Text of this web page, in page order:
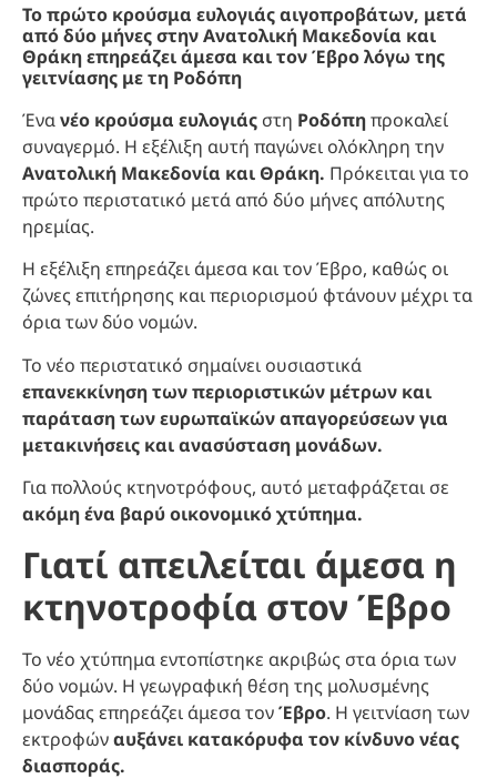
Το πρώτο κρούσμα ευλογιάς αιγοπροβάτων, μετά
από δύο μήνες στην Ανατολική Μακεδονία και
Θράκη επηρεάζει άμεσα και τον Έβρο λόγω της
γειτνίασης με τη Ροδόπη
Ένανέο κρούσμα ευλογιάς στη Ροδόπηπροκαλεί
συναγερμό. Η εξέλιξη αυτή παγώνει ολόκληρη την
Ανατολική Μακεδονία και Θράκη. Πρόκειται για το
πρώτο περιστατικό μετά από δύο μήνες απόλυτης
ηρεμίας.
Η εξέλιξη επηρεάζει άμεσα και τον Έβρο, καθώς οι
ζώνες επιτήρησης και περιορισμού φτάνουν μέχρι τα
όρια των δύο νομών.
Το νέο περιστατικό σημαίνει ουσιαστικά
επανεκκίνηση των περιοριστικών μέτρων και
παράταση των ευρωπαϊκών απαγορεύσεων για
μετακινήσεις και ανασύσταση μονάδων.
Για πολλούς κτηνοτρόφους, αυτό μεταφράζεται σε
ακόμη ένα βαρύ οικονομικό χτύπημα.
Γιατί απειλείται άμεσα η
κτηνοτροφία στον Έβρο
Το νέο χτύπημα εντοπίστηκε ακριβώς στα όρια των
δύο νομών. Η γεωγραφική θέση της μολυσμένης
μονάδας επηρεάζει άμεσα τονΈβρο. Η γειτνίαση των
εκτροφώναυξάνει κατακόρυφα τον κίνδυνο νέας
διασποράς.